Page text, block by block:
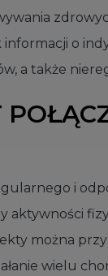
o
a także
i
aktywności
można
wielu